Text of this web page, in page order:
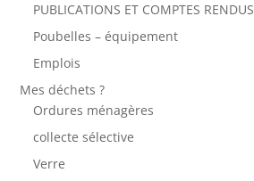
PUBLICATIONS ET COMPTES RENDUS
Poubelles – équipement
Emplois
Mes déchets ?
Ordures ménagères
collecte sélective
Verre